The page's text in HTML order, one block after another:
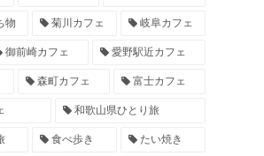
物 菊川カフェ 岐阜カフェ
御前崎カフェ 愛野駅近カフェ
森町カフェ 富士カフェ
和歌山県ひとり旅
食べ歩き たい焼き